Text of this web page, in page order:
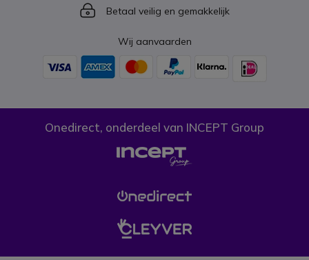
Icon
Betaal veilig en gemakkelijk
Wij aanvaarden
Onedirect, onderdeel van INCEPT Group